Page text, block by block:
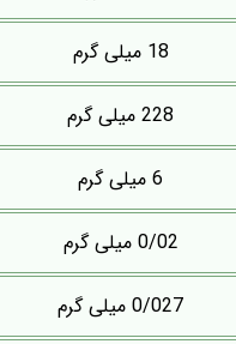
18 میلی گرم
228 میلی گرم
6 میلی گرم
0/02 میلی گرم
0/027 میلی گرم